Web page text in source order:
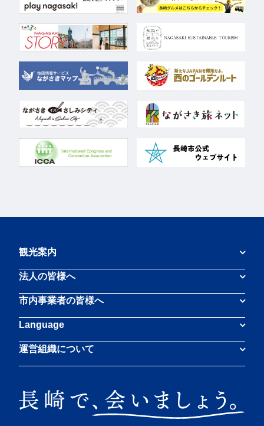
観光案内
法人の皆様へ
市内事業者の皆様へ
Language
運営組織について